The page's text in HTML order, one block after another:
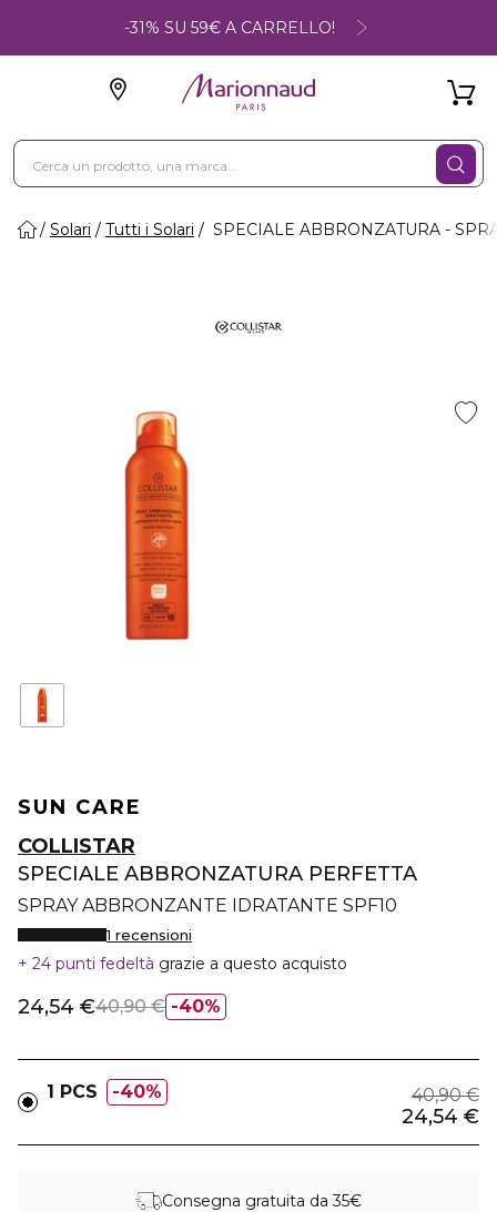
-31% SU 59€ A CARRELLO!
Solari Tutti i Solari SPECIALE ABBRONZATURA -
SUN CARE
COLLISTAR
SPECIALE ABBRONZATURA PERFETTA
SPRAY ABBRONZANTE IDRATANTE SPF10
1 recensioni
24 punti fedeltà grazie a questo acquisto
40%
24,54 €40,90 €
1 PCS 40% 40,90 €
24,54 €
Consegna gratuita da 35€